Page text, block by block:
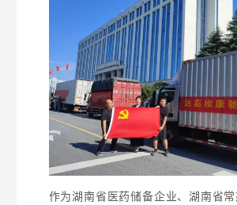
作为湖南省医药储备企业、湖南省